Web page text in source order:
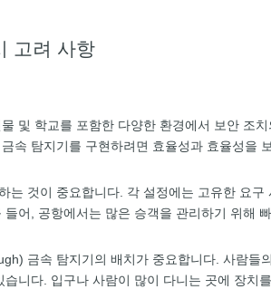
고려 사항
및 학교를 포함한 다양한 환경에서 보안 조
속 탐지기를 구현하려면 효율성과 효율성
는 것이 중요합니다. 각 설정에는 고유한 요
어, 공항에서는 많은 승객을 관리하기 위해
금속 탐지기의 배치가 중요합니다. 사람
니다. 입구나 사람이 많이 다니는 곳에 장치